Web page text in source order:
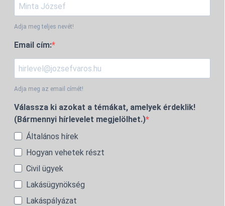
Adja meg teljes nevét!
Email cím:
Adja meg az email címét!
Válassza ki azokat a témákat, amelyek érdeklik!
(Bármennyi hírlevelet megjelölhet.)
Általános hírek
Hogyan vehetek részt
Civil ügyek
Lakásügynökség
Lakáspályázat